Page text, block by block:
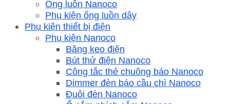
Ống luồn Nanoco
Phụ kiện ống luồn dây
Phụ kiện thiết bị điện
Phụ kiện Nanoco
Băng keo điện
Bút thử điện Nanoco
Công tắc thẻ chuông báo Nanoco
Dimmer đèn báo cầu chì Nanoco
Đuôi đèn Nanoco